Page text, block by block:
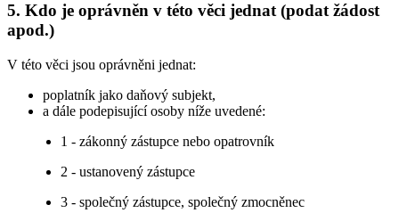
5. Kdo je oprávněn v této věci jednat (podat žádost
apod.)
V této věci jsou oprávněni jednat:
poplatník jako daňový subjekt,
a dále podepisující osoby níže uvedené:
1 - zákonný zástupce nebo opatrovník
2 - ustanovený zástupce
3 - společný zástupce, společný zmocněnec